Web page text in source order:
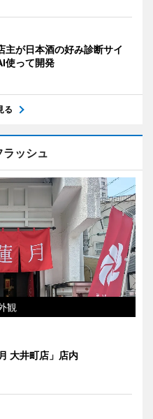
主が日本酒の好み診断サイ
使って開発
る
ラッシュ
観
大井町店」店内